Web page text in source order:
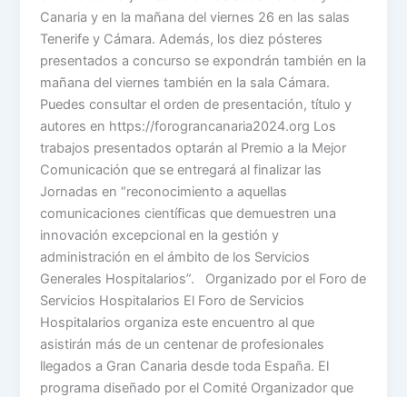
Canaria y en la mañana del viernes 26 en las salas
Tenerife y Cámara. Además, los diez pósteres
presentados a concurso se expondrán también en la
mañana del viernes también en la sala Cámara.
Puedes consultar el orden de presentación, título y
autores en https://forograncanaria2024.org Los
trabajos presentados optarán al Premio a la Mejor
Comunicación que se entregará al finalizar las
Jornadas en “reconocimiento a aquellas
comunicaciones científicas que demuestren una
innovación excepcional en la gestión y
administración en el ámbito de los Servicios
Generales Hospitalarios”. Organizado por el Foro de
Servicios Hospitalarios El Foro de Servicios
Hospitalarios organiza este encuentro al que
asistirán más de un centenar de profesionales
llegados a Gran Canaria desde toda España. El
programa diseñado por el Comité Organizador que